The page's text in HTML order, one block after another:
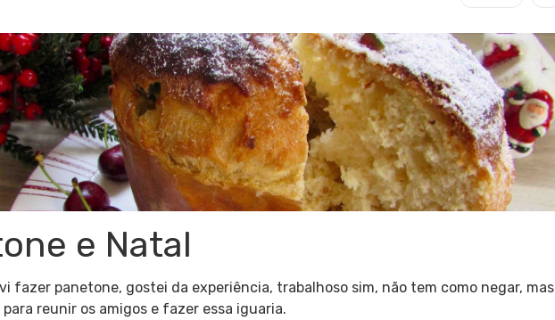
e Natal
fazer panetone, gostei da experiência, trabalhoso sim, não tem como negar, mas
reunir os amigos e fazer essa iguaria.